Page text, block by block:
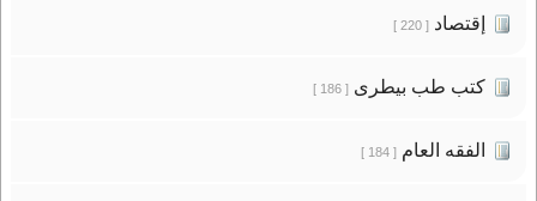
إقتصاد[ 220 ]
كتب طب بيطرى[ 186 ]
الفقه العام[ 184 ]